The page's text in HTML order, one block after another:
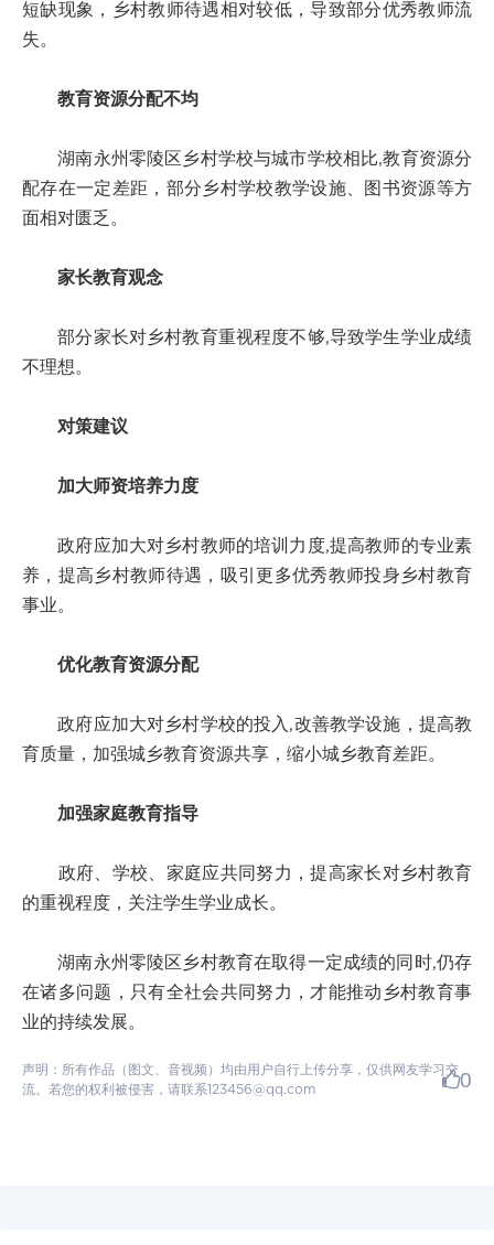
短缺现象，乡村教师待遇相对较低，导致部分优秀教师流
失。
教育资源分配不均
湖南永州零陵区乡村学校与城市学校相比,教育资源分
配存在一定差距，部分乡村学校教学设施、图书资源等方
面相对匮乏。
家长教育观念
部分家长对乡村教育重视程度不够,导致学生学业成绩
不理想。
对策建议
加大师资培养力度
政府应加大对乡村教师的培训力度,提高教师的专业素
养，提高乡村教师待遇，吸引更多优秀教师投身乡村教育
事业。
优化教育资源分配
政府应加大对乡村学校的投入,改善教学设施，提高教
育质量，加强城乡教育资源共享，缩小城乡教育差距。
加强家庭教育指导
政府、学校、家庭应共同努力，提高家长对乡村教育
的重视程度，关注学生学业成长。
湖南永州零陵区乡村教育在取得一定成绩的同时,仍存
在诸多问题，只有全社会共同努力，才能推动乡村教育事
业的持续发展。
声明：所有作品（图文、音视频）均由用户自行上传分享，仅供网友学习交
流。若您的权利被侵害，请联系123456@qq.com
0